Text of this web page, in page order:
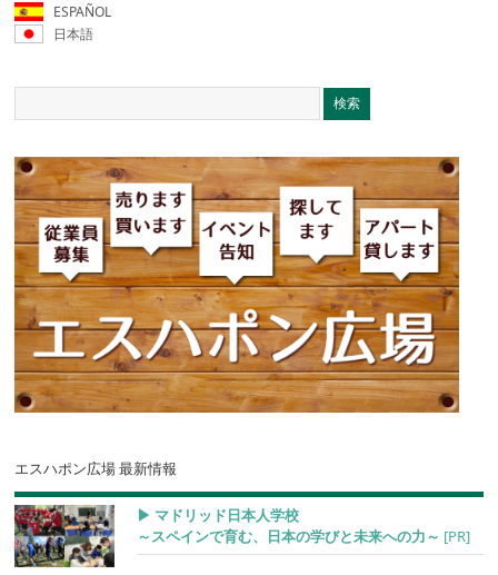
ESPAÑOL
日本語
エスハポン広場 最新情報
▶︎ マドリッド日本人学校
～スペインで育む、日本の学びと未来への力～ [PR]